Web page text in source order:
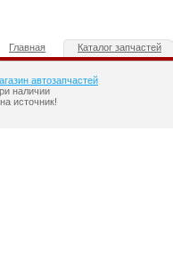
Главная Каталог запчастей
автозапчастей
наличии
источник!